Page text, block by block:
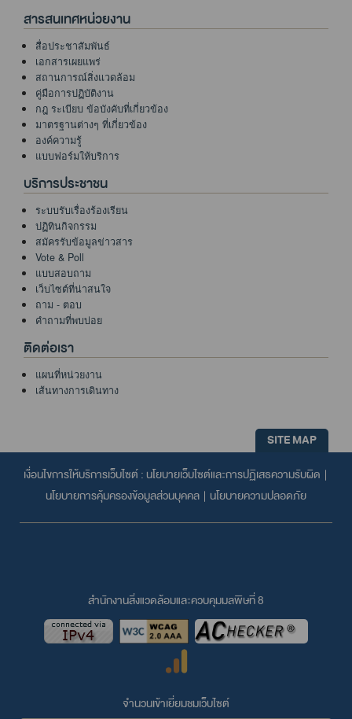
สารสนเทศหน่วยงาน
สื่อประชาสัมพันธ์
เอกสารเผยแพร่
สถานการณ์สิ่งแวดล้อม
คู่มือการปฏิบัติงาน
กฎ ระเบียบ ข้อบังคับที่เกี่ยวข้อง
มาตรฐานต่างๆ ที่เกี่ยวข้อง
องค์ความรู้
แบบฟอร์มให้บริการ
บริการประชาชน
ระบบรับเรื่องร้องเรียน
ปฏิทินกิจกรรม
สมัครรับข้อมูลข่าวสาร
Vote & Poll
แบบสอบถาม
เว็บไซต์ที่น่าสนใจ
ถาม - ตอบ
คำถามที่พบบ่อย
ติดต่อเรา
แผนที่หน่วยงาน
เส้นทางการเดินทาง
SITE MAP
เงื่อนไขการให้บริการเว็บไซต์ : นโยบายเว็บไซต์และการปฏิเสธความรับผิด |
นโยบายการคุ้มครองข้อมูลส่วนบุคคล | นโยบายความปลอดภัย
สำนักงานสิ่งแวดล้อมและควบคุมมลพิษที่ 8
จำนวนเข้าเยี่ยมชมเว็บไซต์